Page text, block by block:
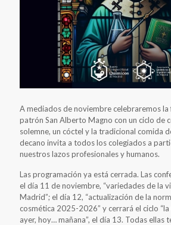
A mediados de noviembre celebraremos
patrón San Alberto Magno con un ciclo de
solemne, un cóctel y la tradicional comida
decano invita a todos los colegiados a
nuestros lazos profesionales y humanos.
Las programación ya está cerrada. Las
el día 11 de noviembre, “variedades de la
Madrid”; el día 12, “actualización de la
cosmética 2025-2026” y cerrará el ciclo
ayer, hoy… mañana”, el día 13. Todas ellas